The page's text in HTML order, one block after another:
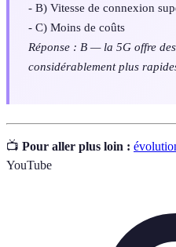
- B) Vitesse de connexion
- C) Moins de coûts
Réponse : B — la 5G offre
considérablement plus
📺 Pour aller plus loin :
YouTube